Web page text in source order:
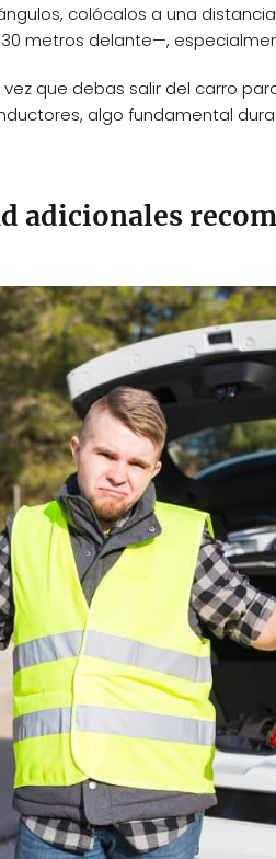
colócalos a una
metros delante—,
que debas salir del carro
algo fundamental
adicionales